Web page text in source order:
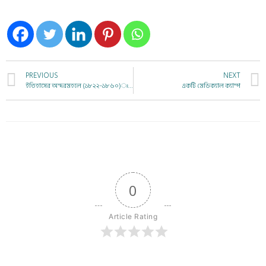
PREVIOUS
ইতিহাসের অন্দরমহলে (১৮২২-১৮৬০)ঃ এশিয়ার প্রথম মেডিক্যাল কলেজ এবং আধুনিক মেডিসিন শিক্ষার ইতিবৃত্ত (প্রথম অংশ)
NEXT
একটি মেডিক্যাল ক্যাম্প
0
Article Rating